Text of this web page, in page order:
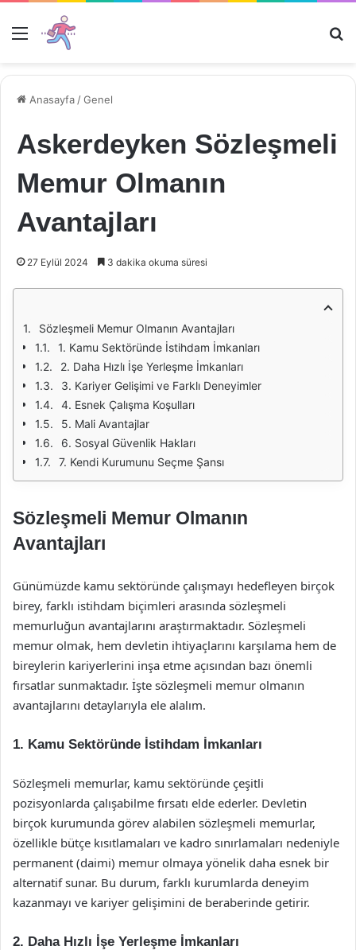
Menü
Anasayfa /Genel
Askerdeyken Sözleşmeli
Memur Olmanın
Avantajları
27 Eylül 2024 3 dakika okuma süresi
Sözleşmeli Memur Olmanın Avantajları
1. Kamu Sektöründe İstihdam İmkanları
2. Daha Hızlı İşe Yerleşme İmkanları
3. Kariyer Gelişimi ve Farklı Deneyimler
4. Esnek Çalışma Koşulları
5. Mali Avantajlar
6. Sosyal Güvenlik Hakları
7. Kendi Kurumunu Seçme Şansı
Sözleşmeli Memur Olmanın
Avantajları
Günümüzde kamu sektöründe çalışmayı hedefleyen birçok
birey, farklı istihdam biçimleri arasında sözleşmeli
memurluğun avantajlarını araştırmaktadır. Sözleşmeli
memur olmak, hem devletin ihtiyaçlarını karşılama hem de
bireylerin kariyerlerini inşa etme açısından bazı önemli
fırsatlar sunmaktadır. İşte sözleşmeli memur olmanın
avantajlarını detaylarıyla ele alalım.
1. Kamu Sektöründe İstihdam İmkanları
Sözleşmeli memurlar, kamu sektöründe çeşitli
pozisyonlarda çalışabilme fırsatı elde ederler. Devletin
birçok kurumunda görev alabilen sözleşmeli memurlar,
özellikle bütçe kısıtlamaları ve kadro sınırlamaları nedeniyle
permanent (daimi) memur olmaya yönelik daha esnek bir
alternatif sunar. Bu durum, farklı kurumlarda deneyim
kazanmayı ve kariyer gelişimini de beraberinde getirir.
2. Daha Hızlı İşe Yerleşme İmkanları